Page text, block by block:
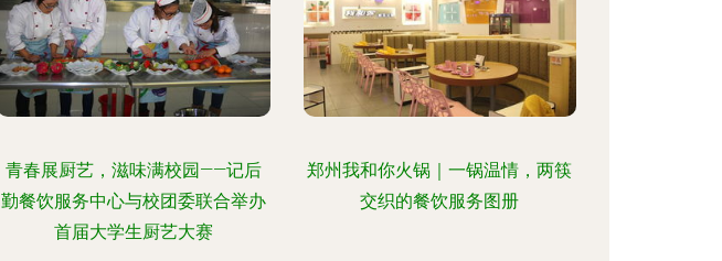
青春展厨艺，滋味满校园——记后
勤餐饮服务中心与校团委联合举办
首届大学生厨艺大赛
郑州我和你火锅｜一锅温情，两筷
交织的餐饮服务图册